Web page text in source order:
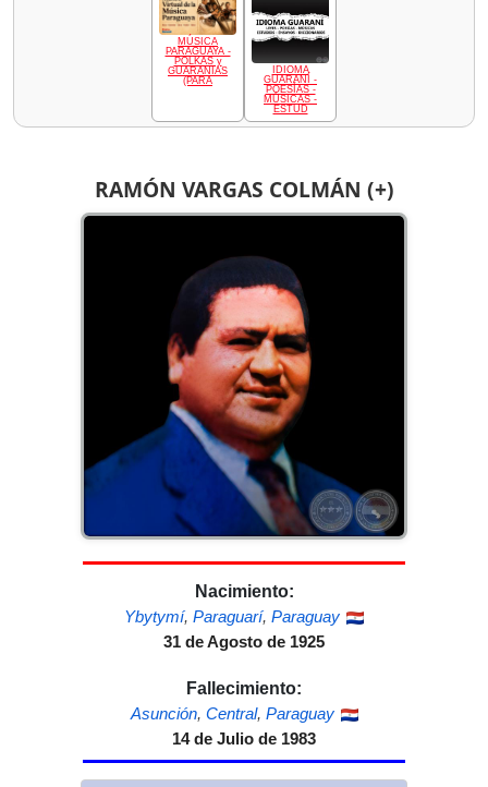
RAMÓN VARGAS COLMÁN (+)
Nacimiento:
Ybytymí, Paraguarí, Paraguay
31 de Agosto de 1925
Fallecimiento:
Asunción, Central, Paraguay
14 de Julio de 1983
MÚSICA
PARAGUAYA -
POLKAS y
GUARANIAS
(PARA
IDIOMA
GUARANÍ -
POESÍAS -
MÚSICAS -
ESTUD